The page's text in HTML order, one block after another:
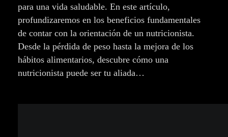
para una vida saludable. En este artículo,
profundizaremos en los beneficios fundamentales
de contar con la orientación de un nutricionista.
Desde la pérdida de peso hasta la mejora de los
hábitos alimentarios, descubre cómo una
nutricionista puede ser tu aliada…